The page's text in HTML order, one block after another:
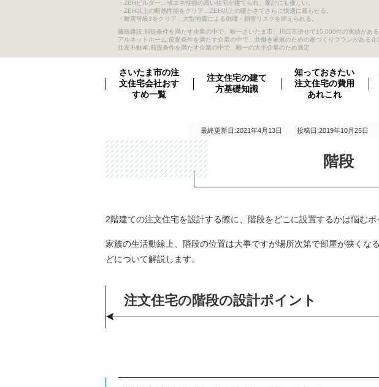
・ZEHビルダー…省エネ性能の高い住宅が建てられ、家計にも優しい。
・ZEH以上の断熱性能をクリア…ZEH以上の暖かさでさらに快適に暮らせる。
・耐震等級3をクリア…大型地震による倒壊・損害リスクを抑えられる。
藤島建設:前提条件を満たす企業の中で、唯一さいたま市、川口市併せて15,000件の実績があ
アルネットホーム:前提条件を満たす企業の中で、共働き家庭のための家づくりプランがある企
住友不動産:前提条件を満たす企業の中で、唯一の大手企業のため選定
さいたま市の注
文住宅会社おす
すめ一覧
注文住宅の建て
方基礎知識
知っておきたい
注文住宅の費用
あれこれ
最終更新日:2021年4月13日 投稿日:2019年10月25日
階段
2階建ての注文住宅を設計する際に、階段をどこに設置するかは悩むポ
家族の生活動線上、階段の位置は大事ですが場所次第で部屋が狭くな
どについて解説します。
注文住宅の階段の設計ポイント